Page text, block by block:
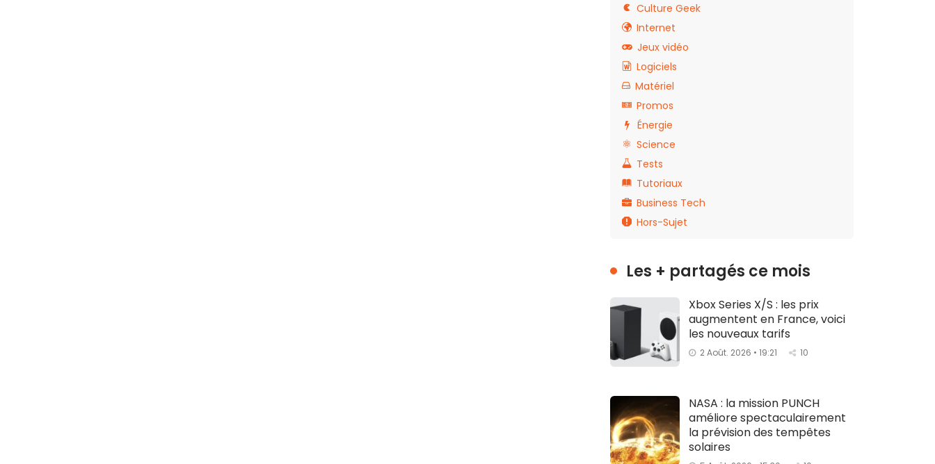
Culture Geek
Internet
Jeux vidéo
Logiciels
Matériel
Promos
Énergie
Science
Tests
Tutoriaux
Business Tech
Hors-Sujet
Les + partagés ce mois
Xbox Series X/S : les prix
augmentent en France, voici
les nouveaux tarifs
2 Août. 2026 • 19:21 10
NASA : la mission PUNCH
améliore spectaculairement
la prévision des tempêtes
solaires